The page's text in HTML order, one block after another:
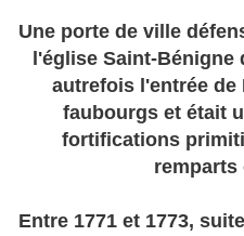
Une porte de ville
l'église Saint-
autrefois l'entrée
faubourgs et était
fortifications
remparts
Entre 1771 et 1773,